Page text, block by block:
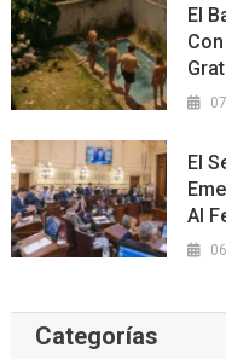
El
El
Al
Categorías